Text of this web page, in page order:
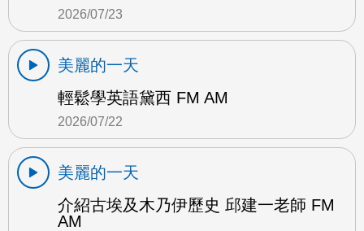
2026/07/23
美麗的一天
輕鬆學英語黛西 FM AM
2026/07/22
美麗的一天
介紹古埃及木乃伊歷史 邱建一老師 FM
AM